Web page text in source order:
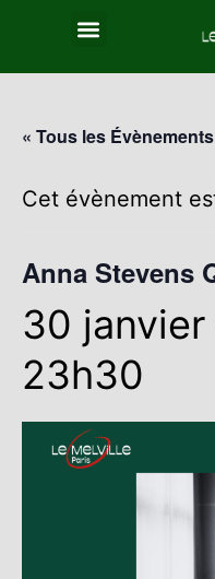
« Tous les Évènements
Cet évènement
Anna Stevens
30 janvier
23h30